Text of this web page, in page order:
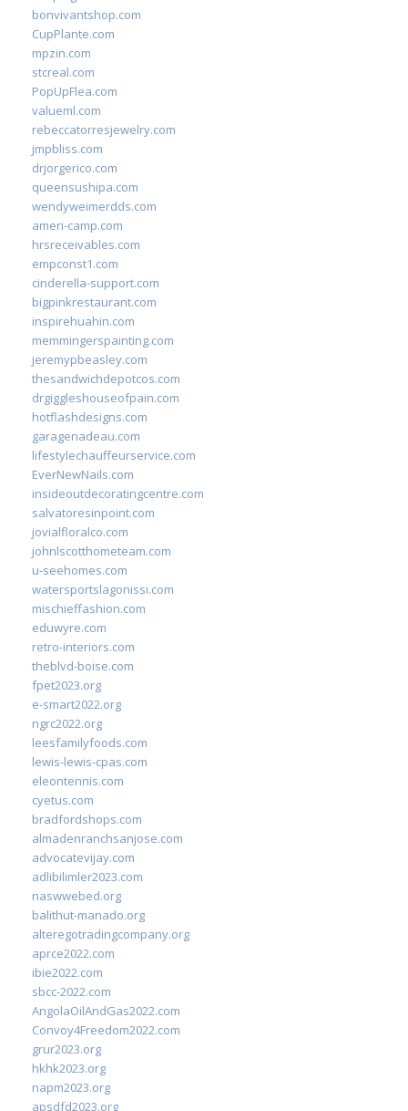
bonvivantshop.com
CupPlante.com
mpzin.com
stcreal.com
PopUpFlea.com
valueml.com
rebeccatorresjewelry.com
jmpbliss.com
drjorgerico.com
queensushipa.com
wendyweimerdds.com
ameri-camp.com
hrsreceivables.com
empconst1.com
cinderella-support.com
bigpinkrestaurant.com
inspirehuahin.com
memmingerspainting.com
jeremypbeasley.com
thesandwichdepotcos.com
drgiggleshouseofpain.com
hotflashdesigns.com
garagenadeau.com
lifestylechauffeurservice.com
EverNewNails.com
insideoutdecoratingcentre.com
salvatoresinpoint.com
jovialfloralco.com
johnlscotthometeam.com
u-seehomes.com
watersportslagonissi.com
mischieffashion.com
eduwyre.com
retro-interiors.com
theblvd-boise.com
fpet2023.org
e-smart2022.org
ngrc2022.org
leesfamilyfoods.com
lewis-lewis-cpas.com
eleontennis.com
cyetus.com
bradfordshops.com
almadenranchsanjose.com
advocatevijay.com
adlibilimler2023.com
naswwebed.org
balithut-manado.org
alteregotradingcompany.org
aprce2022.com
ibie2022.com
sbcc-2022.com
AngolaOilAndGas2022.com
Convoy4Freedom2022.com
grur2023.org
hkhk2023.org
napm2023.org
apsdfd2023.org